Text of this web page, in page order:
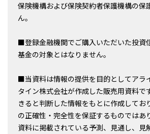
保険機構および保険契約者保護機構の保
ん。
■登録金融機関でご購入いただいた投資
基金の対象とはなりません。
■当資料は情報の提供を目的としてアラ
タイン株式会社が作成した販売用資料で
きると判断した情報をもとに作成してお
の正確性・完全性を保証するものではあ
資料に掲載されている予測、見通し、見